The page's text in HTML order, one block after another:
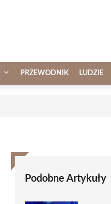
PRZEWODNIK LUDZIE
Podobne Artykuły